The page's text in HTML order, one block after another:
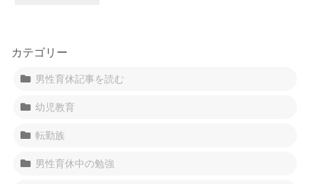
カテゴリー
男性育休記事を読む
幼児教育
転勤族
男性育休中の勉強